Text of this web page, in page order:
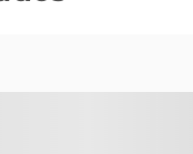
sempre trazendo